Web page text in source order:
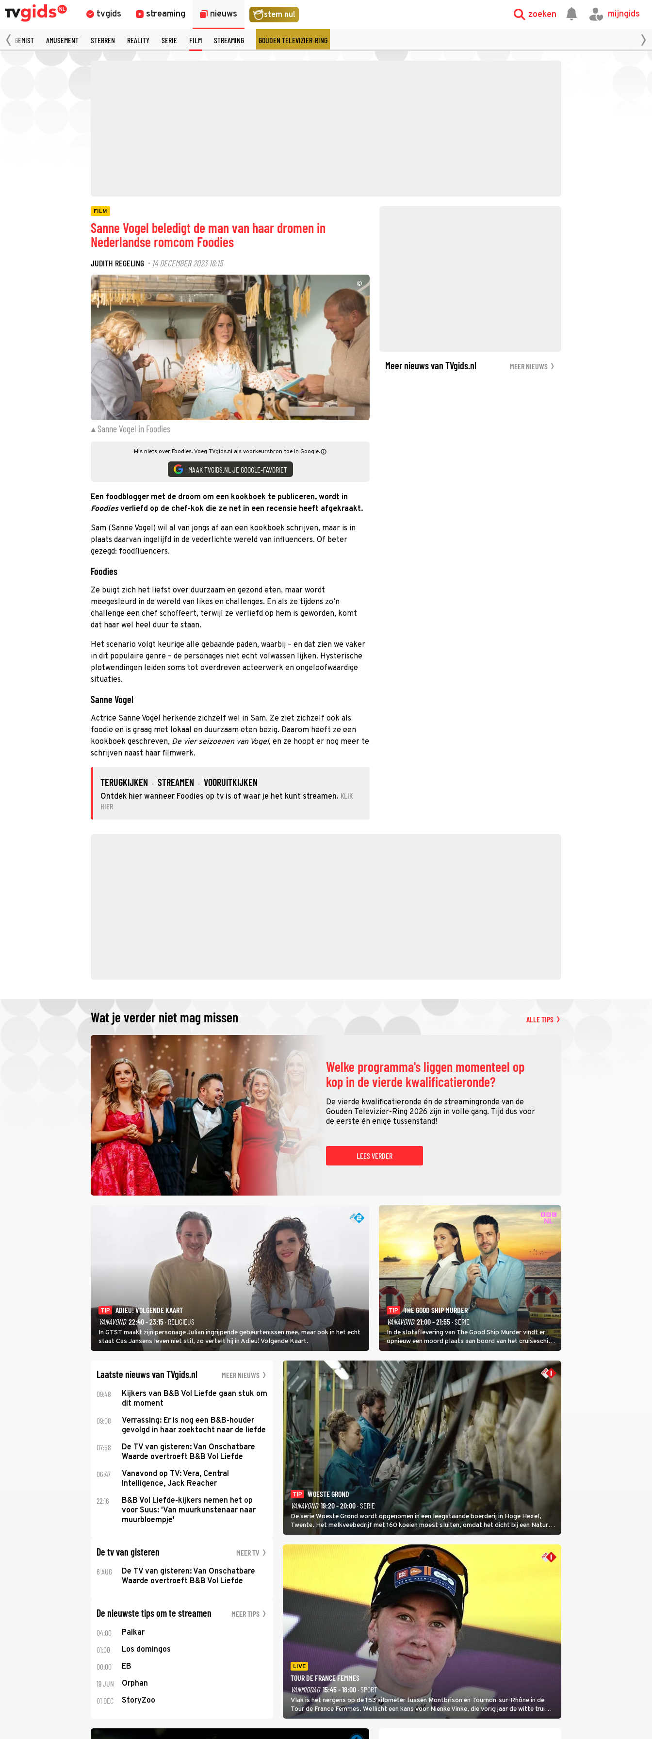
tvgids streaming nieuws stem nu! zoeken mijngids
GEMIST AMUSEMENT STERREN REALITY SERIE FILM STREAMING GOUDEN TELEVIZIER-RING
FILM
Sanne Vogel beledigt de man van haar dromen in
Nederlandse romcom Foodies
JUDITH REGELING · 14 DECEMBER 2023 16:15
©
Sanne Vogel in Foodies
Mis niets over Foodies. Voeg TVgids.nl als voorkeursbron toe in Google.
MAAK TVGIDS.NL JE GOOGLE-FAVORIET
Een foodblogger met de droom om een kookboek te publiceren, wordt in
Foodiesverliefd op de chef-kok die ze net in een recensie heeft afgekraakt.
Sam (Sanne Vogel) wil al van jongs af aan een kookboek schrijven, maar is in
plaats daarvan ingelijfd in de vederlichte wereld van influencers. Of beter
gezegd: foodfluencers.
Foodies
Ze buigt zich het liefst over duurzaam en gezond eten, maar wordt
meegesleurd in de wereld van likes en challenges. En als ze tijdens zo’n
challenge een chef schoffeert, terwijl ze verliefd op hem is geworden, komt
dat haar wel heel duur te staan.
Het scenario volgt keurige alle gebaande paden, waarbij – en dat zien we vaker
in dit populaire genre – de personages niet echt volwassen lijken. Hysterische
plotwendingen leiden soms tot overdreven acteerwerk en ongeloofwaardige
situaties.
Sanne Vogel
Actrice Sanne Vogel herkende zichzelf wel in Sam. Ze ziet zichzelf ook als
foodie en is graag met lokaal en duurzaam eten bezig. Daarom heeft ze een
kookboek geschreven, De vier seizoenen van Vogel, en ze hoopt er nog meer te
schrijven naast haar filmwerk.
TERUGKIJKEN · STREAMEN · VOORUITKIJKEN
Ontdek hier wanneer Foodies op tv is of waar je het kunt streamen. KLIK
HIER
Meer nieuws van TVgids.nl MEER NIEUWS
Wat je verder niet mag missen ALLE TIPS
Welke programma's liggen momenteel op
kop in de vierde kwalificatieronde?
De vierde kwalificatieronde én de streamingronde van de
Gouden Televizier-Ring 2026 zijn in volle gang. Tijd dus voor
de eerste én enige tussenstand!
LEES VERDER
TIP
ADIEU! VOLGENDE KAART
VANAVOND 22:40 - 23:15· RELIGIEUS
In GTST maakt zijn personage Julian ingrijpende gebeurtenissen mee, maar ook in het echt
staat Cas Jansens leven niet stil, zo vertelt hij in Adieu! Volgende Kaart.
TIP
THE GOOD SHIP MURDER
VANAVOND 21:00 - 21:55· SERIE
In de slotaflevering van The Good Ship Murder vindt er
opnieuw een moord plaats aan boord van het cruiseschip,
waarbij dit keer een bemanningslid het slachtoffer is en
kapitein Marlowe de dader lijkt te zijn.
Laatste nieuws van TVgids.nl MEER NIEUWS
09:48
Kijkers van B&B Vol Liefde gaan stuk om
dit moment
09:08
Verrassing: Er is nog een B&B-houder
gevolgd in haar zoektocht naar de liefde
07:58
De TV van gisteren: Van Onschatbare
Waarde overtroeft B&B Vol Liefde
06:47
Vanavond op TV: Vera, Central
Intelligence, Jack Reacher
22:16
B&B Vol Liefde-kijkers nemen het op
voor Suus: 'Van muurkunstenaar naar
muurbloempje'
De tv van gisteren MEER TV
6 AUG
De TV van gisteren: Van Onschatbare
Waarde overtroeft B&B Vol Liefde
De nieuwste tips om te streamen MEER TIPS
04:00 Paikar
01:00 Los domingos
00:00 EB
19 JUN Orphan
01 DEC StoryZoo
TIP
WOESTE GROND
VANAVOND 19:20 - 20:00· SERIE
De serie Woeste Grond wordt opgenomen in een leegstaande boerderij in Hoge Hexel,
Twente. Het melkveebedrijf met 160 koeien moest sluiten, omdat het dicht bij een Natura
2000-gebied ligt. In de serie heerst er een gevaarlijke veeziekte.
LIVE
TOUR DE FRANCE FEMMES
VANMIDDAG 15:45 - 18:00 · SPORT
Vlak is het nergens op de 153 kilometer tussen Montbrison en Tournon-sur-Rhône in de
Tour de France Femmes. Wellicht een kans voor Nienke Vinke, die vorig jaar de witte trui
won.